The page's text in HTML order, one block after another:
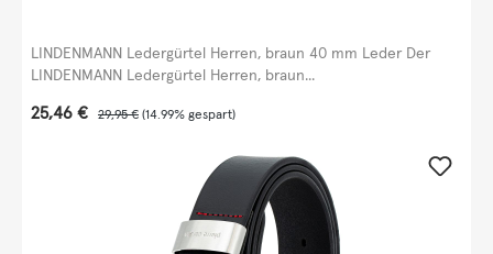
LINDENMANN Ledergürtel Herren, braun 40 mm Leder Der
LINDENMANN Ledergürtel Herren, braun...
Verkaufspreis:
25,46 € Regulärer Preis:
29,95 € (14.99% gespart)